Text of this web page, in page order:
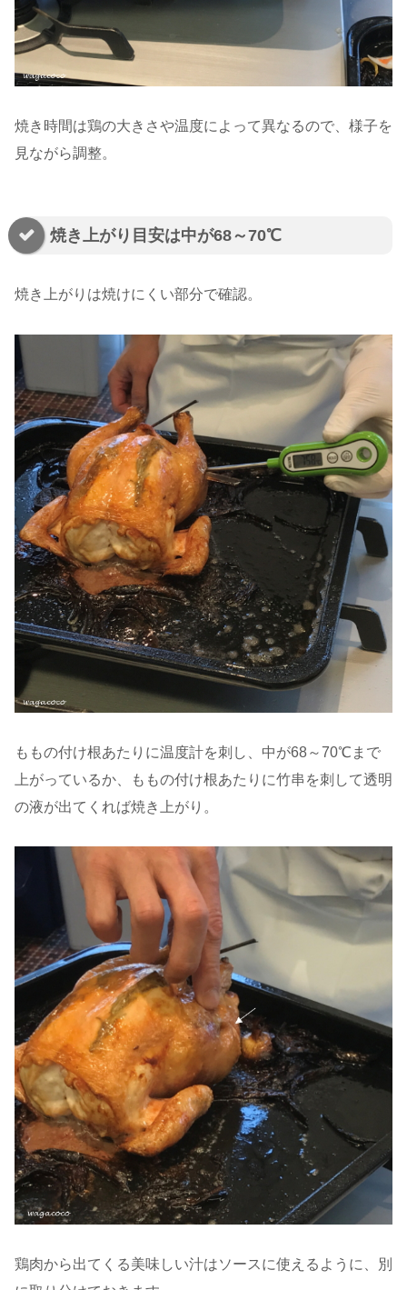
焼き時間は鶏の大きさや温度によって異なるので、様子を
見ながら調整。
焼き上がり目安は中が68～70℃
焼き上がりは焼けにくい部分で確認。
ももの付け根あたりに温度計を刺し、中が68～70℃まで
上がっているか、ももの付け根あたりに竹串を刺して透明
の液が出てくれば焼き上がり。
鶏肉から出てくる美味しい汁はソースに使えるように、別